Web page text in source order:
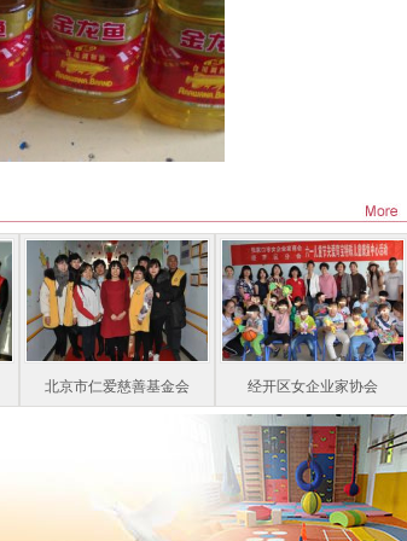
北京市仁爱慈善基金会 经开区女企业家协会